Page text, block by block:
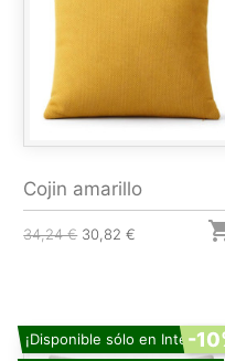
Cojin amarillo
34,24 € 30,82 €
¡Disponible sólo en Internet!
-